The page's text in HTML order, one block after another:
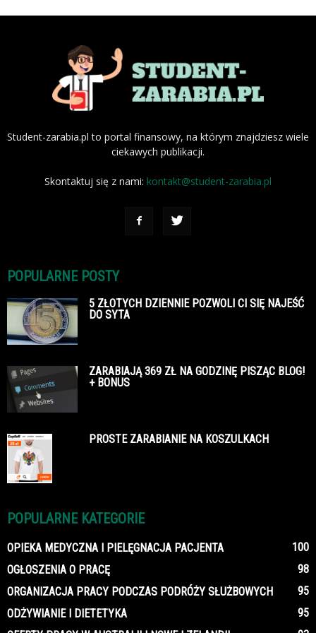
Student-zarabia.pl to portal finansowy, na którym znajdziesz wiele
ciekawych publikacji.
Skontaktuj się z nami: kontakt@student-zarabia.pl
POPULARNE POSTY
5 ZŁOTYCH DZIENNIE POZWOLI CI SIĘ NAJEŚĆ
DO SYTA
ZARABIAJĄ 369 ZŁ NA GODZINĘ PISZĄC BLOG!
+ BONUS
PROSTE ZARABIANIE NA KOSZULKACH
POPULARNE KATEGORIE
OPIEKA MEDYCZNA I PIELĘGNACJA PACJENTA
100
OGŁOSZENIA O PRACĘ
98
ORGANIZACJA PRACY PODCZAS PODRÓŻY SŁUŻBOWYCH
95
ODŻYWIANIE I DIETETYKA
95